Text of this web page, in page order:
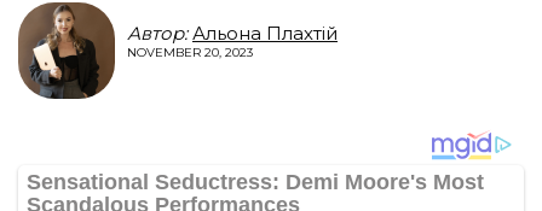
Автор: Альона Плахтій
NOVEMBER 20, 2023